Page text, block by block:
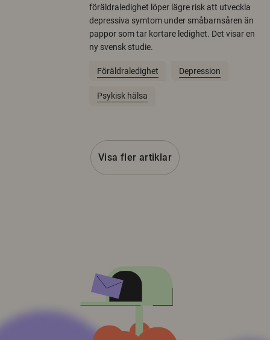
föräldraledighet löper lägre risk att utveckla
depressiva symtom under småbarnsåren än
pappor som tar kortare ledighet. Det visar en
ny svensk studie.
Föräldraledighet Depression
Psykisk hälsa
Visa fler artiklar